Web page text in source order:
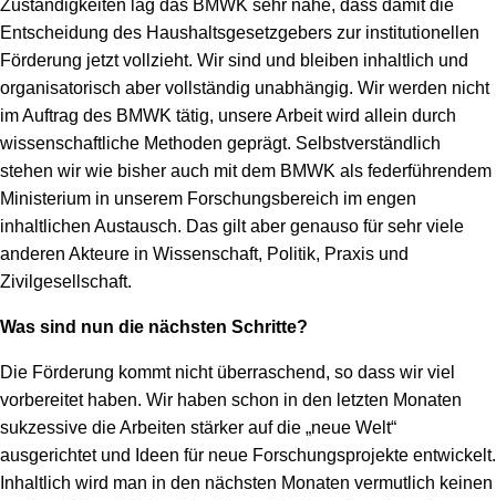
Zuständigkeiten lag das BMWK sehr nahe, dass damit die
Entscheidung des Haushaltsgesetzgebers zur institutionellen
Förderung jetzt vollzieht. Wir sind und bleiben inhaltlich und
organisatorisch aber vollständig unabhängig. Wir werden nicht
im Auftrag des BMWK tätig, unsere Arbeit wird allein durch
wissenschaftliche Methoden geprägt. Selbstverständlich
stehen wir wie bisher auch mit dem BMWK als federführendem
Ministerium in unserem Forschungsbereich im engen
inhaltlichen Austausch. Das gilt aber genauso für sehr viele
anderen Akteure in Wissenschaft, Politik, Praxis und
Zivilgesellschaft.
Was sind nun die nächsten Schritte?
Die Förderung kommt nicht überraschend, so dass wir viel
vorbereitet haben. Wir haben schon in den letzten Monaten
sukzessive die Arbeiten stärker auf die „neue Welt“
ausgerichtet und Ideen für neue Forschungsprojekte entwickelt.
Inhaltlich wird man in den nächsten Monaten vermutlich keinen